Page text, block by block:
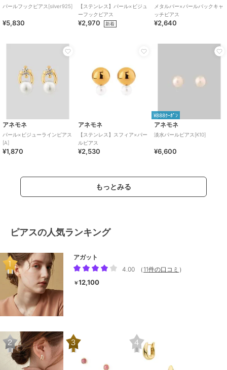
パールフックピアス[silver925]
¥5,830
【ステンレス】パール×ビジュ
ーフックピアス
¥2,970 新着
メタルバー×パールバックキャ
ッチピアス
¥2,640
アネモネ
パール×ビジューラインピアス
[A]
¥1,870
アネモネ
【ステンレス】スフィア×パー
ルピアス
¥2,530
¥888ｸｰﾎﾟﾝ
アネモネ
淡水パールピアス[K10]
¥6,600
もっとみる
ピアスの人気ランキング
アガット
4.00
（ 11件の口コミ ）
￥12,100